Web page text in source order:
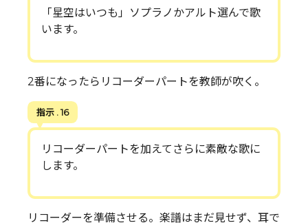
「星空はいつも」ソプラノかアルト選んで歌
います。
2番になったらリコーダーパートを教師が吹く。
指示 . 16
リコーダーパートを加えてさらに素敵な歌に
します。
リコーダーを準備させる。楽譜はまだ見せず、耳で